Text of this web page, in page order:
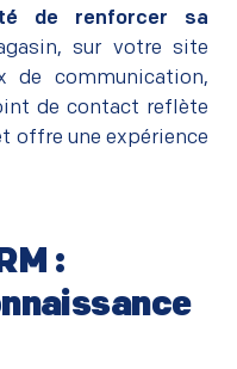
de renforcer sa
sur votre site
de communication,
de contact reflète
offre une expérience
: